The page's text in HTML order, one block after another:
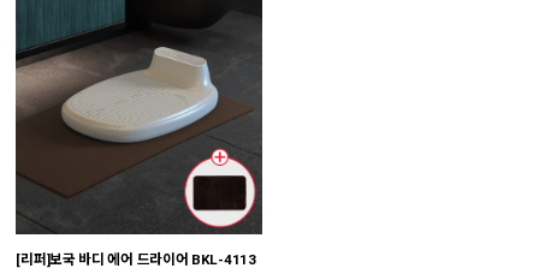
[리퍼]보국 바디 에어 드라이어 BKL-4113